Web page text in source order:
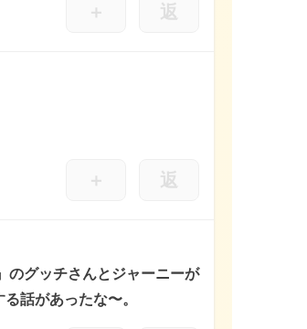
＋ 返
＋ 返
のグッチさんとジャーニーが
話があったな〜。